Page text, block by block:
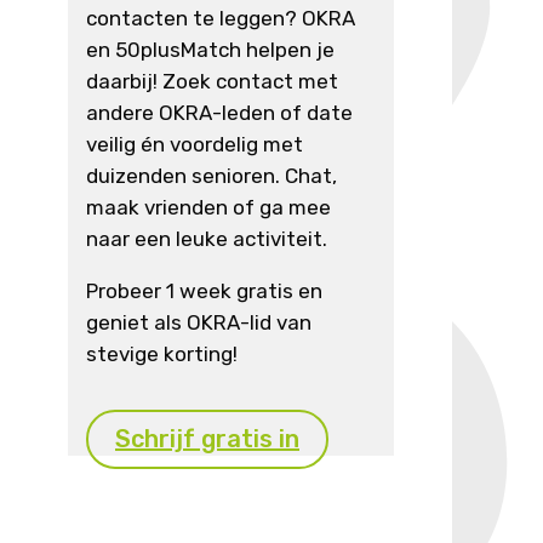
contacten te leggen? OKRA
en 50plusMatch helpen je
daarbij! Zoek contact met
andere OKRA-leden of date
veilig én voordelig met
duizenden senioren. Chat,
maak vrienden of ga mee
naar een leuke activiteit.
Probeer 1 week gratis en
geniet als OKRA-lid van
stevige korting!
Schrijf gratis in